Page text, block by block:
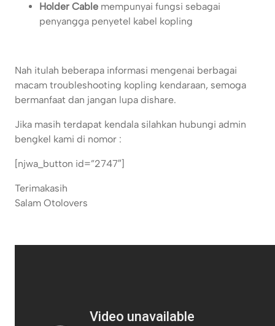
Holder Cable mempunyai fungsi sebagai
penyangga penyetel kabel kopling
Nah itulah beberapa informasi mengenai berbagai
macam troubleshooting kopling kendaraan, semoga
bermanfaat dan jangan lupa dishare.
Jika masih terdapat kendala silahkan hubungi admin
bengkel kami di nomor :
[njwa_button id=”2747″]
Terimakasih
Salam Otolovers